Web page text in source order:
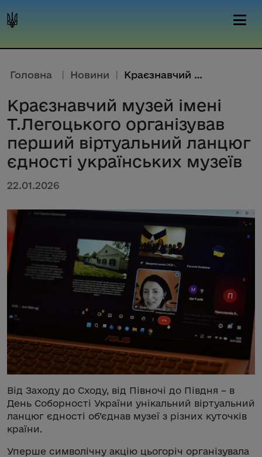
Головна | Новини | Краєзнавчий музей імені Т.Лего...
Краєзнавчий музей імені
Т.Легоцького організував
перший віртуальний ланцюг
єдності українських музеїв
22.01.2026
Від Заходу до Сходу, від Півночі до Півдня – в
День Соборності України унікальний віртуальний
ланцюг єдності об’єднав музеї з різних куточків
країни.
Уперше символічну акцію цьогоріч організувала